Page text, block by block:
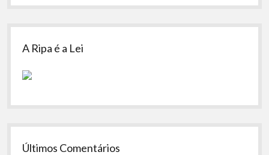
A Ripa é a Lei
Últimos Comentários